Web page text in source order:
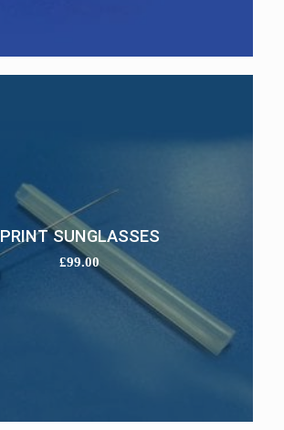
PRINT SUNGLASSES
£99.00